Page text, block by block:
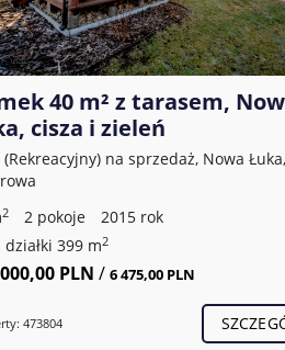
40 m² z tarasem,
cisza i zieleń
(Rekreacyjny) na sprzedaż, Nowa Łuka,
2 2 pokoje
2015 rok
działki 399 m2
PLN / 6 475,00 PLN
473804